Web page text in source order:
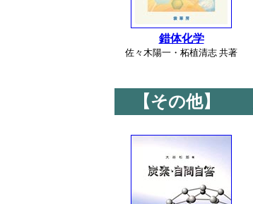
錯体化学
佐々木陽一・柘植清志 共著
【その他】